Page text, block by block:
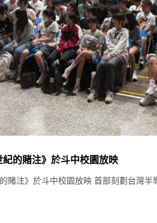
的賭注》於斗中校園放映
賭注》於斗中校園放映 首部刻劃台灣